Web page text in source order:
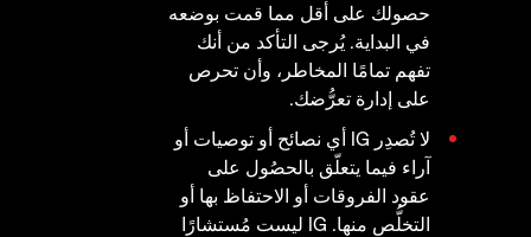
حصولك على أقل مما قمت بوضعه
في البداية. يُرجى التأكد من أنك
تفهم تمامًا المخاطر، وأن تحرص
على إدارة تعرُّضك.
لا تُصدِر IG أي نصائح أو توصيات أو
آراء فيما يتعلّق بالحصُول على
عقود الفروقات أو الاحتفاظ بها أو
التخلُّص منها. IG ليست مُستشارًا